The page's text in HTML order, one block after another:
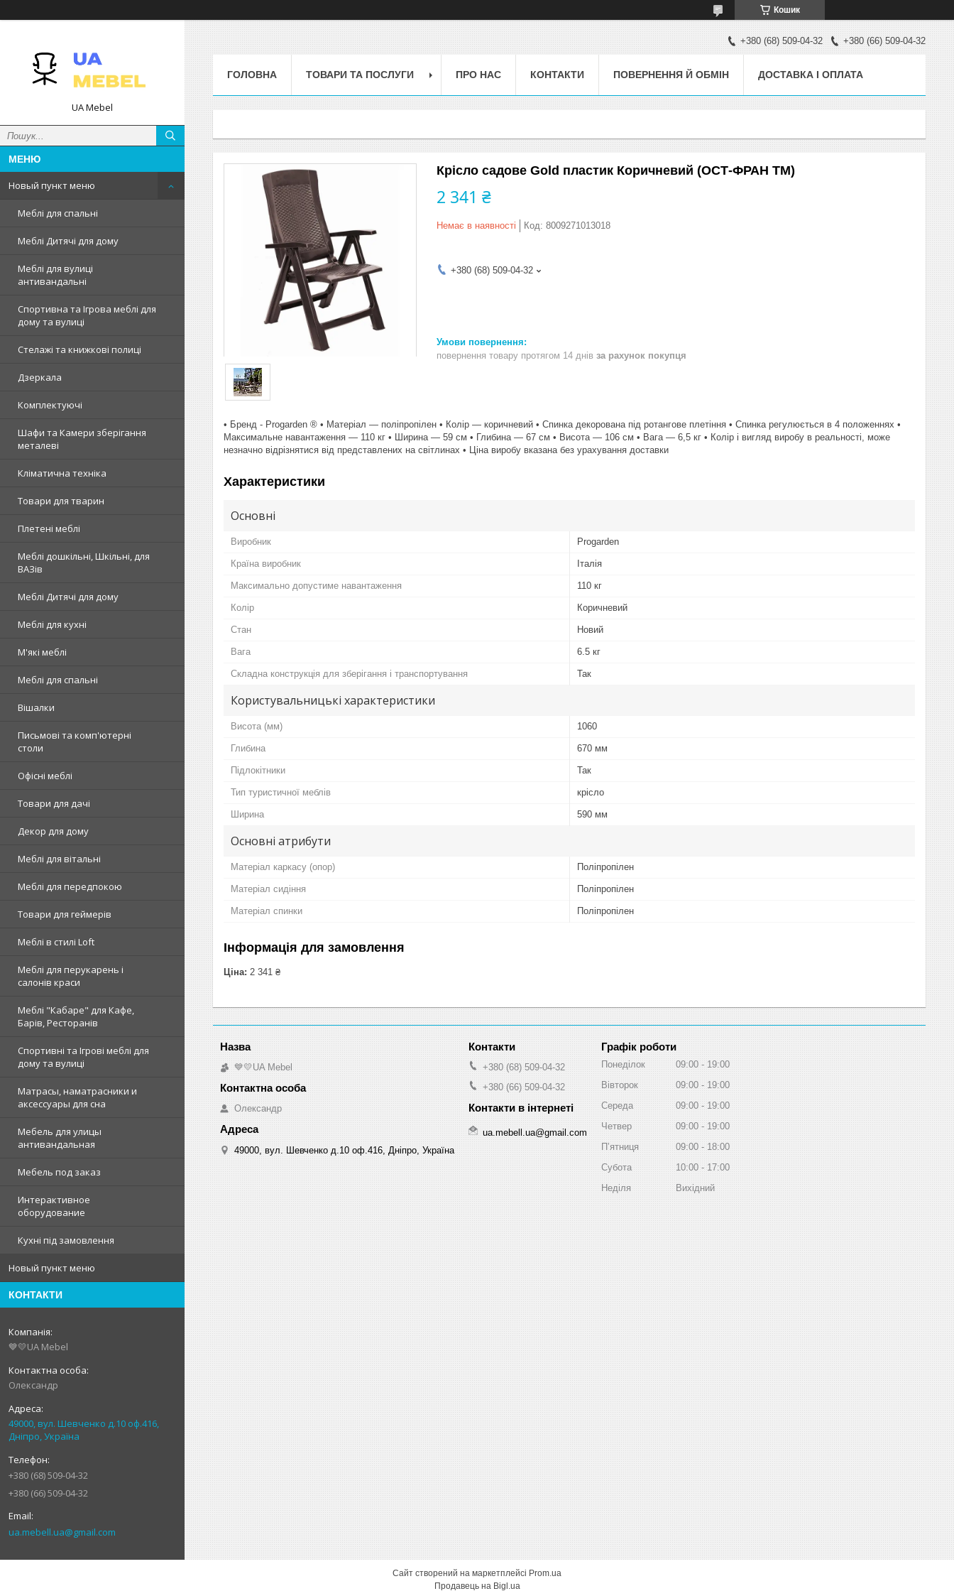
Кошик
UA Mebel
Новый пункт меню
Меблі для спальні
Меблі Дитячі для дому
Меблі для вулиці
антивандальні
Спортивна та Ігрова меблі для
дому та вулиці
Стелажі та книжкові полиці
Дзеркала
Комплектуючі
Шафи та Камери зберігання
металеві
Кліматична техніка
Товари для тварин
Плетені меблі
Меблі дошкільні, Шкільні, для
ВАЗів
Меблі Дитячі для дому
Меблі для кухні
М'які меблі
Меблі для спальні
Вішалки
Письмові та комп'ютерні
столи
Офісні меблі
Товари для дачі
Декор для дому
Меблі для вітальні
Меблі для передпокою
Товари для геймерів
Меблі в стилі Loft
Меблі для перукарень і
салонів краси
Меблі "Кабаре" для Кафе,
Барів, Ресторанів
Спортивні та Ігрові меблі для
дому та вулиці
Матрасы, наматрасники и
аксессуары для сна
Мебель для улицы
антивандальная
Мебель под заказ
Интерактивное
оборудование
Кухні під замовлення
Новый пункт меню
КОНТАКТИ
💙💛UA Mebel
Олександр
49000, вул. Шевченко д.10 оф.416,
Дніпро, Україна
+380 (68) 509-04-32
+380 (66) 509-04-32
ua.mebell.ua@gmail.com
+380 (68) 509-04-32 +380 (66) 509-04-32
ГОЛОВНА ТОВАРИ ТА ПОСЛУГИ ПРО НАС КОНТАКТИ ПОВЕРНЕННЯ Й ОБМІН ДОСТАВКА І ОПЛАТА
Крісло садове Gold пластик Коричневий (ОСТ-ФРАН ТМ)
2 341 ₴
Немає в наявності Код: 8009271013018
+380 (68) 509-04-32
повернення товару протягом 14 днів за рахунок покупця
• Бренд - Progarden ® • Матеріал — поліпропілен • Колір — коричневий • Спинка декорована під ротангове плетіння • Спинка регулюється в 4 положеннях •
Максимальне навантаження — 110 кг • Ширина — 59 см • Глибина — 67 см • Висота — 106 см • Вага — 6,5 кг • Колір і вигляд виробу в реальності, може
незначно відрізнятися від представлених на світлинах • Ціна виробу вказана без урахування доставки
Характеристики
Основні
Виробник Progarden
Країна виробник Італія
Максимально допустиме навантаження 110 кг
Колір Коричневий
Стан Новий
Вага 6.5 кг
Складна конструкція для зберігання і транспортування Так
Користувальницькі характеристики
Висота (мм) 1060
Глибина 670 мм
Підлокітники Так
Тип туристичної меблів крісло
Ширина 590 мм
Основні атрибути
Матеріал каркасу (опор) Поліпропілен
Матеріал сидіння Поліпропілен
Матеріал спинки Поліпропілен
Інформація для замовлення
Ціна: 2 341 ₴
💙💛UA Mebel
Олександр
49000, вул. Шевченко д.10 оф.416, Дніпро, Україна
+380 (68) 509-04-32
+380 (66) 509-04-32
ua.mebell.ua@gmail.com
Графік роботи
Понеділок 09:00
19:00
Вівторок
09:00
19:00
Середа
09:00
19:00
Четвер
09:00
19:00
Пʼятниця
09:00
18:00
Субота
10:00
17:00
Неділя
Вихідний
Сайт створений на маркетплейсі Prom.ua
Продавець на Bigl.ua